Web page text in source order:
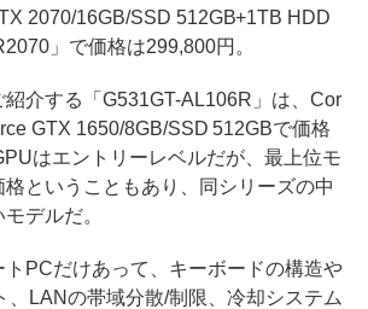
2070/16GB/SSD 512GB+1TB HDD
」で価格は299,800円。
介する「G531GT-AL106R」は、Cor
GTX 1650/8GB/SSD 512GBで価格
はエントリーレベルだが、最上位モ
ということもあり、同シリーズの中
デルだ。
PCだけあって、キーボードの構造や
、LANの帯域分散/制限、冷却システム